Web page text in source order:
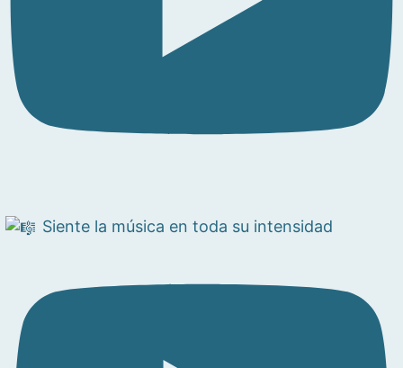
Siente la música en toda su intensidad